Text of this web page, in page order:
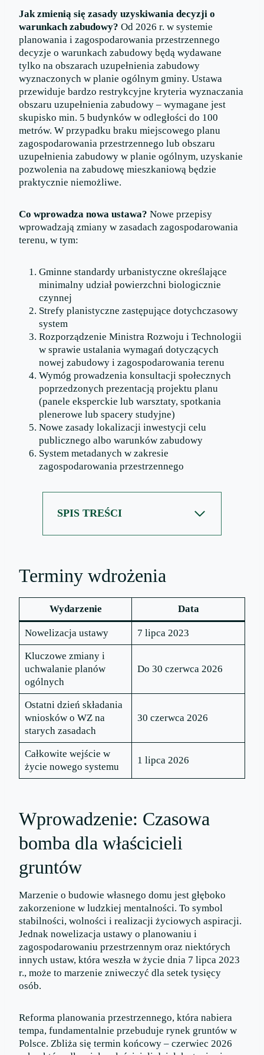
Jak zmienią się zasady uzyskiwania decyzji o
warunkach zabudowy? Od 2026 r. w systemie
planowania i zagospodarowania przestrzennego
decyzje o warunkach zabudowy będą wydawane
tylko na obszarach uzupełnienia zabudowy
wyznaczonych w planie ogólnym gminy. Ustawa
przewiduje bardzo restrykcyjne kryteria wyznaczania
obszaru uzupełnienia zabudowy – wymagane jest
skupisko min. 5 budynków w odległości do 100
metrów. W przypadku braku miejscowego planu
zagospodarowania przestrzennego lub obszaru
uzupełnienia zabudowy w planie ogólnym, uzyskanie
pozwolenia na zabudowę mieszkaniową będzie
praktycznie niemożliwe.
Co wprowadza nowa ustawa? Nowe przepisy
wprowadzają zmiany w zasadach zagospodarowania
terenu, w tym:
Gminne standardy urbanistyczne określające
minimalny udział powierzchni biologicznie
czynnej
Strefy planistyczne zastępujące dotychczasowy
system
Rozporządzenie Ministra Rozwoju i Technologii
w sprawie ustalania wymagań dotyczących
nowej zabudowy i zagospodarowania terenu
Wymóg prowadzenia konsultacji społecznych
poprzedzonych prezentacją projektu planu
(panele eksperckie lub warsztaty, spotkania
plenerowe lub spacery studyjne)
Nowe zasady lokalizacji inwestycji celu
publicznego albo warunków zabudowy
System metadanych w zakresie
zagospodarowania przestrzennego
SPIS TREŚCI
Terminy wdrożenia
Wydarzenie Data
Nowelizacja ustawy 7 lipca 2023
Kluczowe zmiany i
uchwalanie planów
ogólnych
Do 30 czerwca 2026
Ostatni dzień składania
wniosków o WZ na
starych zasadach
30 czerwca 2026
Całkowite wejście w
życie nowego systemu
1 lipca 2026
Wprowadzenie: Czasowa
bomba dla właścicieli
gruntów
Marzenie o budowie własnego domu jest głęboko
zakorzenione w ludzkiej mentalności. To symbol
stabilności, wolności i realizacji życiowych aspiracji.
Jednak nowelizacja ustawy o planowaniu i
zagospodarowaniu przestrzennym oraz niektórych
innych ustaw, która weszła w życie dnia 7 lipca 2023
r., może to marzenie zniweczyć dla setek tysięcy
osób.
Reforma planowania przestrzennego, która nabiera
tempa, fundamentalnie przebuduje rynek gruntów w
Polsce. Zbliża się termin końcowy – czerwiec 2026